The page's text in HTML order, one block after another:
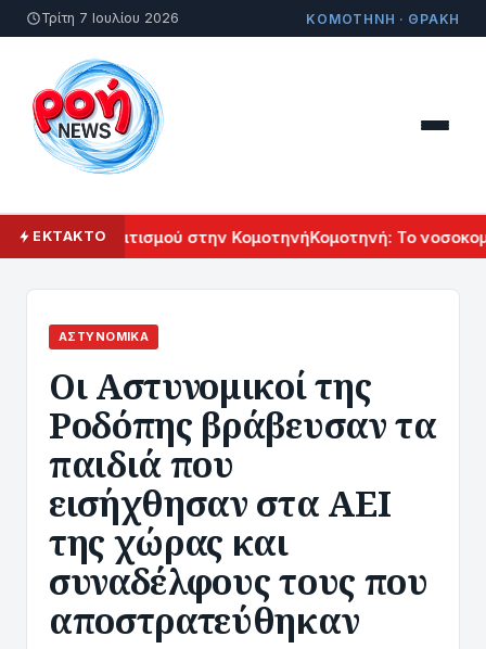
Τρίτη 7 Ιουλίου 2026 ΚΟΜΟΤΗΝΗ · ΘΡΑΚΗ
ΕΚΤΑΚΤΟΠολιτισμού στην ΚομοτηνήΚομοτηνή: Το
ΑΣΤΥΝΟΜΙΚΆ
Οι Αστυνομικοί της
Ροδόπης βράβευσαν τα
παιδιά που
εισήχθησαν στα ΑΕΙ
της χώρας και
συναδέλφους τους που
αποστρατεύθηκαν